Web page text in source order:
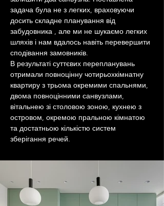
задача була не з легких, враховуючи
досить складне планування від
забудовника , але ми не шукаємо легких
шляхів і нам вдалось навіть перевершити
сподівання замовників.
В результаті суттєвих перепланувань
отримали повноцінну чотирьохкімнатну
квартиру з трьома окремими спальнями,
двома повноцінними санвузлами,
вітальнею зі столовою зоною, кухнею з
островом, окремою пральною кімнатою
та достатньою кількістю систем
зберігання речей.